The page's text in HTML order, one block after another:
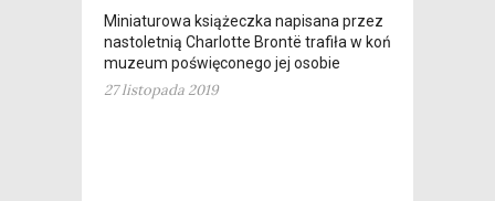
Miniaturowa książeczka napisana przez
nastoletnią Charlotte Brontë trafiła w końcu do
muzeum poświęconego jej osobie
27 listopada 2019